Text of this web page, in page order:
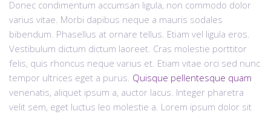
Donec condimentum accumsan ligula, non commodo dolor
varius vitae. Morbi dapibus neque a mauris sodales
bibendum. Phasellus at ornare tellus. Etiam vel ligula eros.
Vestibulum dictum dictum laoreet. Cras molestie porttitor
felis, quis rhoncus neque varius et. Etiam vitae orci sed nunc
tempor ultrices eget a purus. Quisque pellentesque quam
venenatis, aliquet ipsum a, auctor lacus. Integer pharetra
velit sem, eget luctus leo molestie a. Lorem ipsum dolor sit